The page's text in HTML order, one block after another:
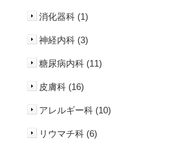
消化器科 (1)
神経内科 (3)
糖尿病内科 (11)
皮膚科 (16)
アレルギー科 (10)
リウマチ科 (6)